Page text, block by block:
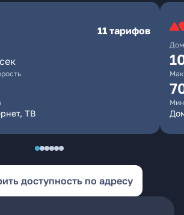
11 тарифов
ТВ
доступность по адресу